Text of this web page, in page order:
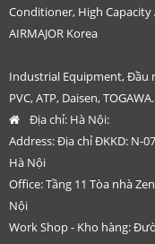
Conditioner, High
AIRMAJOR Korea
Industrial Equipment, Đầu
PVC, ATP, Daisen,
Địa chỉ: Hà Nội:
Address: Địa chỉ ĐKKD: N-
Hà Nội
Office: Tầng 11 Tòa nhà
Nội
Work Shop - Kho hàng: